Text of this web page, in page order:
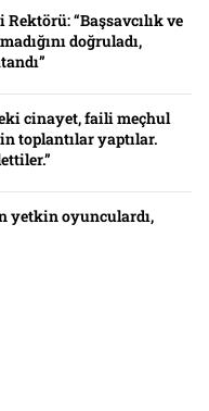
“Başsavcılık ve
doğruladı,
cinayet, faili meçhul
toplantılar yaptılar.
yetkin oyunculardı,